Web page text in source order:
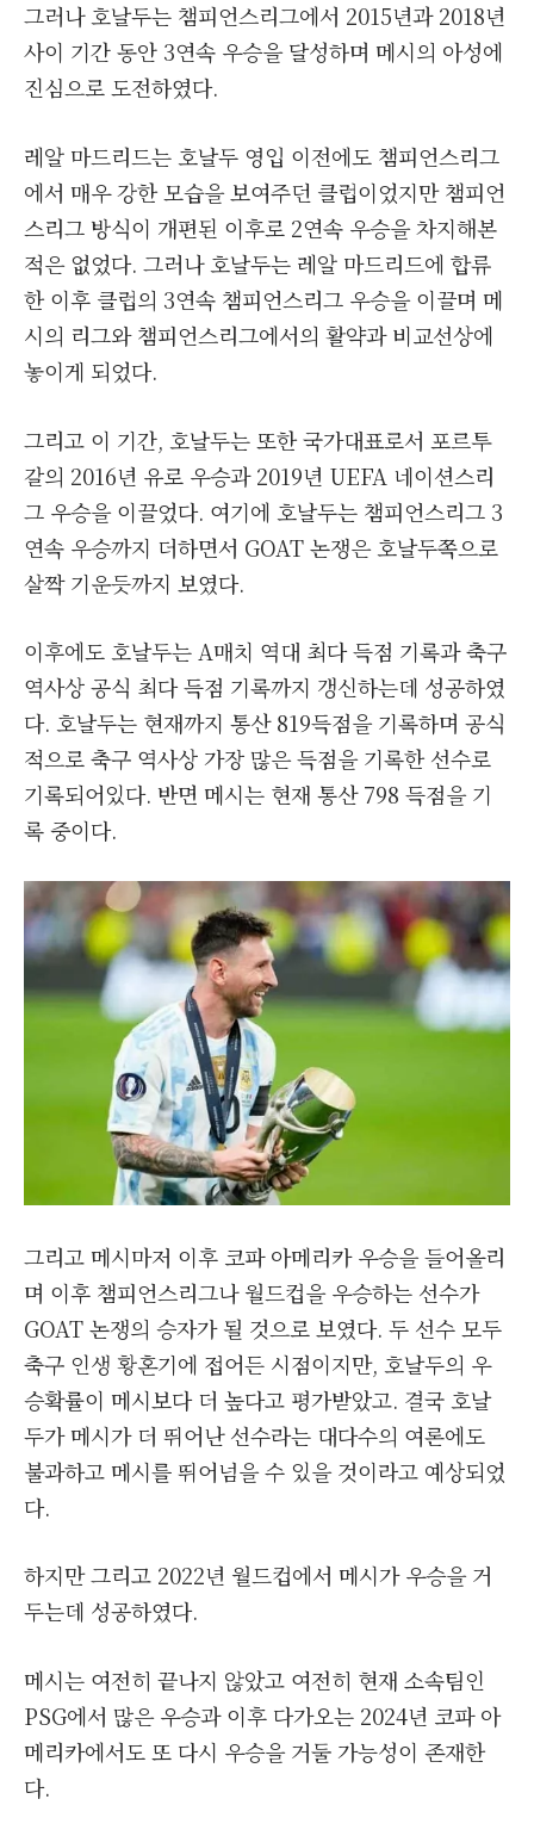
그러나 호날두는 챔피언스리그에서 2015년과 2018년
사이 기간 동안 3연속 우승을 달성하며 메시의 아성에
진심으로 도전하였다.
레알 마드리드는 호날두 영입 이전에도 챔피언스리그
에서 매우 강한 모습을 보여주던 클럽이었지만 챔피언
스리그 방식이 개편된 이후로 2연속 우승을 차지해본
적은 없었다. 그러나 호날두는 레알 마드리드에 합류
한 이후 클럽의 3연속 챔피언스리그 우승을 이끌며 메
시의 리그와 챔피언스리그에서의 활약과 비교선상에
놓이게 되었다.
그리고 이 기간, 호날두는 또한 국가대표로서 포르투
갈의 2016년 유로 우승과 2019년 UEFA 네이션스리
그 우승을 이끌었다. 여기에 호날두는 챔피언스리그 3
연속 우승까지 더하면서 GOAT 논쟁은 호날두쪽으로
살짝 기운듯까지 보였다.
이후에도 호날두는 A매치 역대 최다 득점 기록과 축구
역사상 공식 최다 득점 기록까지 갱신하는데 성공하였
다. 호날두는 현재까지 통산 819득점을 기록하며 공식
적으로 축구 역사상 가장 많은 득점을 기록한 선수로
기록되어있다. 반면 메시는 현재 통산 798 득점을 기
록 중이다.
그리고 메시마저 이후 코파 아메리카 우승을 들어올리
며 이후 챔피언스리그나 월드컵을 우승하는 선수가
GOAT 논쟁의 승자가 될 것으로 보였다. 두 선수 모두
축구 인생 황혼기에 접어든 시점이지만, 호날두의 우
승확률이 메시보다 더 높다고 평가받았고. 결국 호날
두가 메시가 더 뛰어난 선수라는 대다수의 여론에도
불과하고 메시를 뛰어넘을 수 있을 것이라고 예상되었
다.
하지만 그리고 2022년 월드컵에서 메시가 우승을 거
두는데 성공하였다.
메시는 여전히 끝나지 않았고 여전히 현재 소속팀인
PSG에서 많은 우승과 이후 다가오는 2024년 코파 아
메리카에서도 또 다시 우승을 거둘 가능성이 존재한
다.